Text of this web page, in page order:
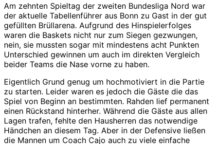
Am zehnten Spieltag der zweiten Bundesliga Nord war
der aktuelle Tabellenführer aus Bonn zu Gast in der gut
gefüllten Brüllarena. Aufgrund des Hinspielerfolges
waren die Baskets nicht nur zum Siegen gezwungen,
nein, sie mussten sogar mit mindestens acht Punkten
Unterschied gewinnen um auch im direkten Vergleich
beider Teams die Nase vorne zu haben.
Eigentlich Grund genug um hochmotiviert in die Partie
zu starten. Leider waren es jedoch die Gäste die das
Spiel von Beginn an bestimmten. Rahden lief permanent
einen Rückstand hinterher. Während die Gäste aus allen
Lagen trafen, fehlte den Hausherren das notwendige
Händchen an diesem Tag. Aber in der Defensive ließen
die Mannen um Coach Cajo auch zu viele einfache